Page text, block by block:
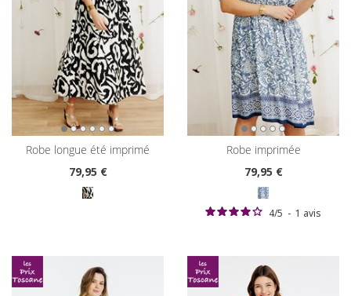
robe longue été imprimé
79,95 €
robe imprimée
79,95 €
4/5 - 1 avis